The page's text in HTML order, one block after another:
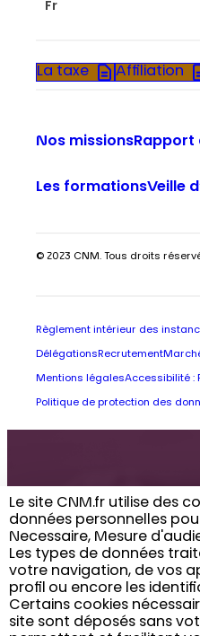
Le site CNM.fr utilise des
données personnelles
Necessaire, Mesure
Les types de données
votre navigation, de vos
profil ou encore les
Certains cookies
site sont déposés sans
Fr
La taxe Affiliation
Nos missionsRapport
Les formationsVeille
© 2023 CNM. Tous droits
Règlement intérieur des
Délégations Recrutement
Mentions légalesAccessibilité :
Politique de protection des
dans
email